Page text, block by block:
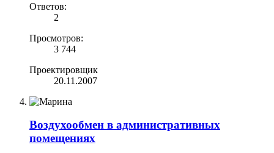
Ответов:
2
Просмотров:
3 744
Проектировщик
20.11.2007
Воздухообмен в административных
помещениях